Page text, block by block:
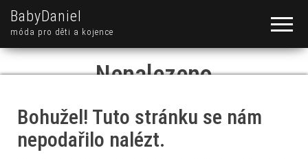
BabyDaniel
móda pro děti a kojence
Nenalezeno
Bohužel! Tuto stránku se nám
nepodařilo nalézt.